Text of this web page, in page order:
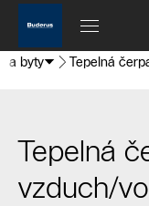
a byty Tepelná
Tepelná
vzduch/